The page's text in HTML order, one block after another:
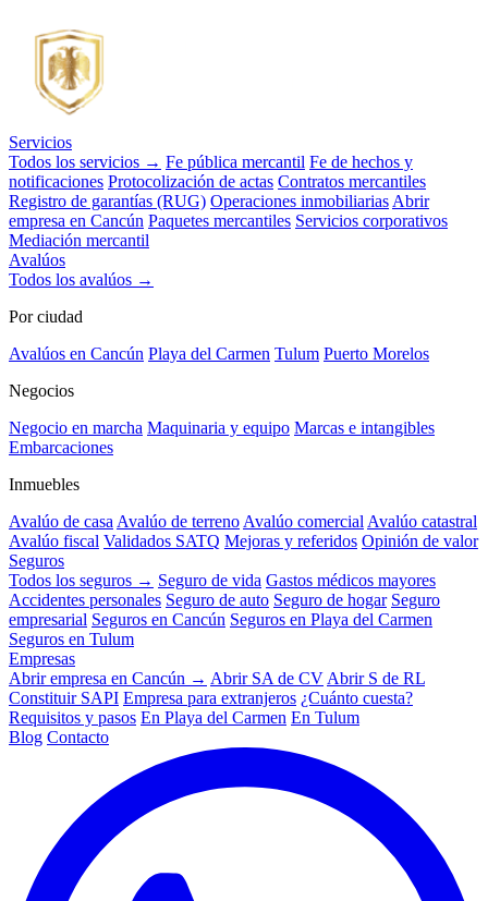
Servicios
Todos los servicios → Fe pública mercantil Fe de hechos y
notificaciones Protocolización de actas Contratos mercantiles
Registro de garantías (RUG) Operaciones inmobiliarias Abrir
empresa en Cancún Paquetes mercantiles Servicios corporativos
Mediación mercantil
Avalúos
Todos los avalúos →
Por ciudad
Avalúos en Cancún Playa del Carmen Tulum Puerto Morelos
Negocios
Negocio en marcha Maquinaria y equipo Marcas e intangibles
Embarcaciones
Inmuebles
Avalúo de casa Avalúo de terreno Avalúo comercial Avalúo catastral
Avalúo fiscal Validados SATQ Mejoras y referidos Opinión de valor
Seguros
Todos los seguros → Seguro de vida Gastos médicos mayores
Accidentes personales Seguro de auto Seguro de hogar Seguro
empresarial Seguros en Cancún Seguros en Playa del Carmen
Seguros en Tulum
Empresas
Abrir empresa en Cancún → Abrir SA de CV Abrir S de RL
Constituir SAPI Empresa para extranjeros ¿Cuánto cuesta?
Requisitos y pasos En Playa del Carmen En Tulum
Blog Contacto